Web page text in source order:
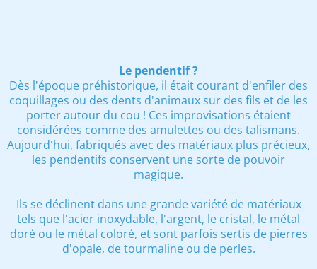
Le pendentif ?
Dès l'époque préhistorique, il était courant d'enfiler des
coquillages ou des dents d'animaux sur des fils et de les
porter autour du cou ! Ces improvisations étaient
considérées comme des amulettes ou des talismans.
Aujourd'hui, fabriqués avec des matériaux plus précieux,
les pendentifs conservent une sorte de pouvoir
magique.
Ils se déclinent dans une grande variété de matériaux
tels que l'acier inoxydable, l'argent, le cristal, le métal
doré ou le métal coloré, et sont parfois sertis de pierres
d'opale, de tourmaline ou de perles.